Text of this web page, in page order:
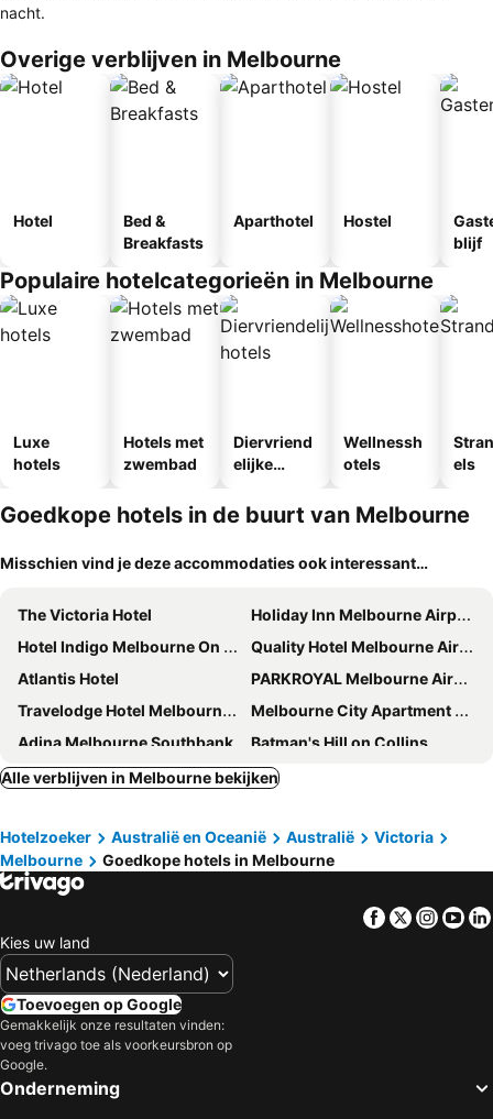
nacht.
Overige verblijven in Melbourne
Hotel
Bed &
Breakfasts
Aparthotel Hostel
blijf
Populaire hotelcategorieën in Melbourne
Luxe
hotels
Hotels met
zwembad
Diervriend
elijke
Wellnessh
otels
els
Goedkope hotels in de buurt van Melbourne
Misschien vind je deze accommodaties ook interessant…
The Victoria Hotel
Holiday Inn Melbourne Airport By Ihg
Hotel Indigo Melbourne On Flinders By Ihg
Quality Hotel Melbourne Airport
Atlantis Hotel
PARKROYAL Melbourne Airport
Travelodge Hotel Melbourne Docklands
Melbourne City Apartment Hotel
Adina Melbourne Southbank
Batman's Hill on Collins
Crowne Plaza Melbourne By Ihg
Great Southern Hotel Melbourne
Bounce Melbourne
The StandardX, Melbourne
Mantra Melbourne Airport
Cosmopolitan Hotel and Apartments
Best Western Melbourne City
Novotel Melbourne Airport
Quay West Suites Melbourne
Miami Hotel Melbourne
ibis Melbourne Central
Holiday Inn Express Melbourne Southbank By Ihg
ibis Melbourne Hotel and Apartments
Holiday Inn Melbourne Bourke Street Mall By Ihg
Alle verblijven in Melbourne bekijken
Hotelzoeker Australië en Oceanië Australië
Victoria
Melbourne
Goedkope hotels in Melbourne
Facebook
Twitter
Kies uw land
Toevoegen op Google
Gemakkelijk onze resultaten vinden:
voeg trivago toe als voorkeursbron op
Google.
Onderneming